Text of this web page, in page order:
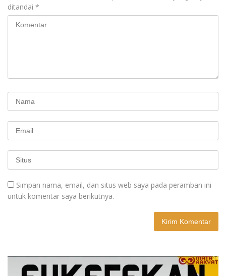
ditandai *
Simpan nama, email, dan situs web saya pada peramban ini
untuk komentar saya berikutnya.